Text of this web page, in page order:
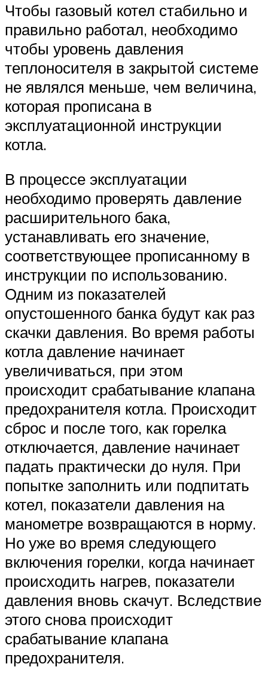
Чтобы газовый котел стабильно и
правильно работал, необходимо
чтобы уровень давления
теплоносителя в закрытой системе
не являлся меньше, чем величина,
которая прописана в
эксплуатационной инструкции
котла.
В процессе эксплуатации
необходимо проверять давление
расширительного бака,
устанавливать его значение,
соответствующее прописанному в
инструкции по использованию.
Одним из показателей
опустошенного банка будут как раз
скачки давления. Во время работы
котла давление начинает
увеличиваться, при этом
происходит срабатывание клапана
предохранителя котла. Происходит
сброс и после того, как горелка
отключается, давление начинает
падать практически до нуля. При
попытке заполнить или подпитать
котел, показатели давления на
манометре возвращаются в норму.
Но уже во время следующего
включения горелки, когда начинает
происходить нагрев, показатели
давления вновь скачут. Вследствие
этого снова происходит
срабатывание клапана
предохранителя.